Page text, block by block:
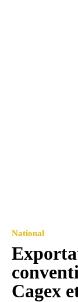
National
Cagex